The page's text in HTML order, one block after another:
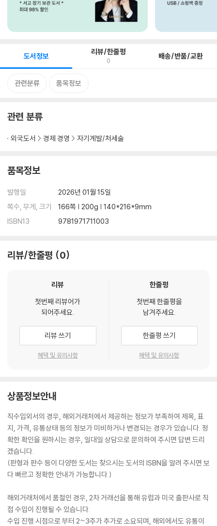
도서정보 리뷰/한줄평
0 배송/반품/교환
관련분류 품목정보
관련 분류
외국도서 경제 경영 자기계발/처세술
품목정보
발행일
2026년 01월 15일
쪽수, 무게, 크기
166쪽 | 200g | 140*216*9mm
ISBN13
9781971711003
리뷰/한줄평 0
리뷰
첫번째 리뷰어가
되어주세요.
리뷰 쓰기
혜택 및 유의사항
한줄평
첫번째 한줄평을
남겨주세요.
한줄평 쓰기
혜택 및 유의사항
상품정보안내
직수입외서의 경우, 해외거래처에서 제공하는 정보가 부족하여 제목, 표
지, 가격, 유통상태 등의 정보가 미비하거나 변경되는 경우가 있습니다. 정
확한 확인을 원하시는 경우, 일대일 상담으로 문의하여 주시면 답변 드리
겠습니다.
(판형과 판수 등이 다양한 도서는 찾으시는 도서의 ISBN을 알려 주시면 보
다 빠르고 정확한 안내가 가능합니다.)
해외거래처에서 품절인 경우, 2차 거래선을 통해 유럽과 미국 출판사로 직
접 수입이 진행될 수 있습니다.
수입 진행 시점으로 부터 2~3주가 추가로 소요되며, 해외에서도 유통이